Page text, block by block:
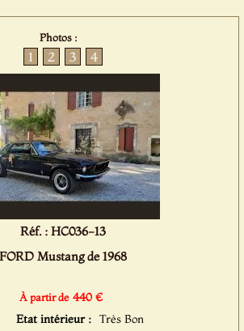
Photos :
1 2 3 4
Réf. : HC036-13
FORD Mustang de 1968
À partir de 440 €
Etat intérieur : Très Bon